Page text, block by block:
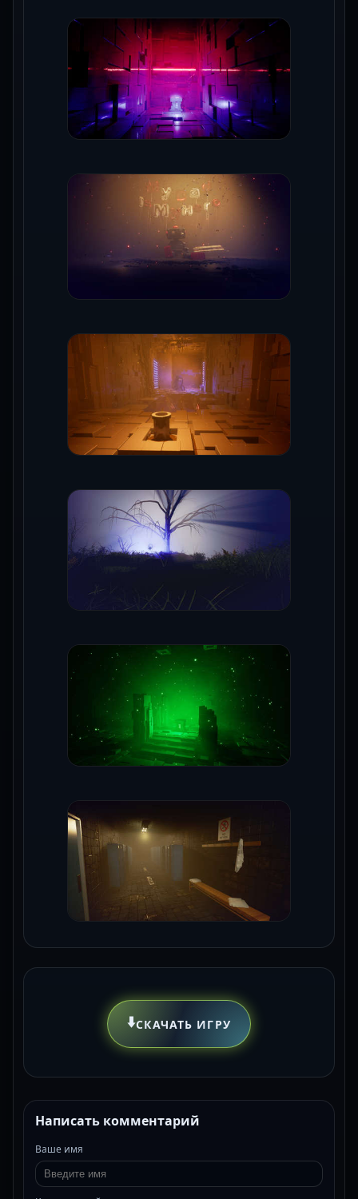
⬇️СКАЧАТЬ ИГРУ
Написать комментарий
Ваше имя